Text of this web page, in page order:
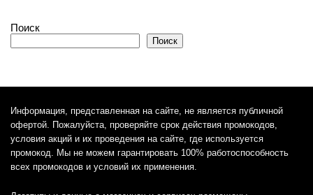
Поиск
Поиск
Информация, представленная на сайте, не является публичной
офертой. Пожалуйста, проверяйте срок действия промокодов,
условия акций и их проведения на сайте, где используется
промокод. Мы не можем гарантировать 100% работоспособность
всех промокодов и условий их применения.